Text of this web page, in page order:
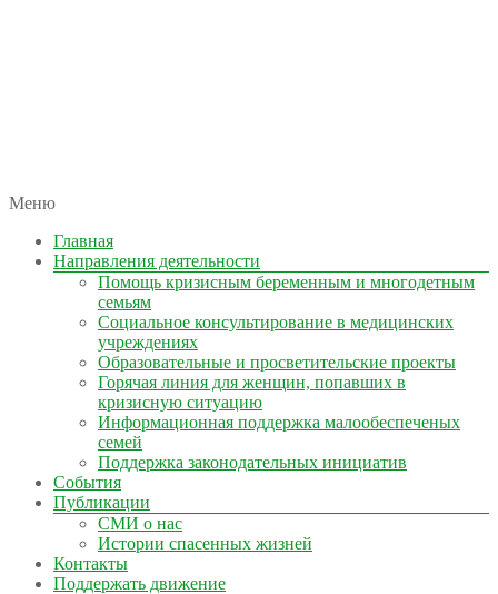
КОЛЫМА — ЗА ЖИЗНЬ
автономная некоммерческая организация
Меню
Главная
Направления деятельности
Помощь кризисным беременным и многодетным
семьям
Социальное консультирование в медицинских
учреждениях
Образовательные и просветительские проекты
Горячая линия для женщин, попавших в
кризисную ситуацию
Информационная поддержка малообеспеченых
семей
Поддержка законодательных инициатив
События
Публикации
СМИ о нас
Истории спасенных жизней
Контакты
Поддержать движение